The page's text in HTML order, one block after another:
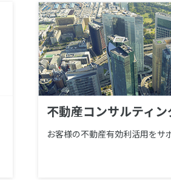
不動産コンサルティン
お客様の不動産有効利活用をサ